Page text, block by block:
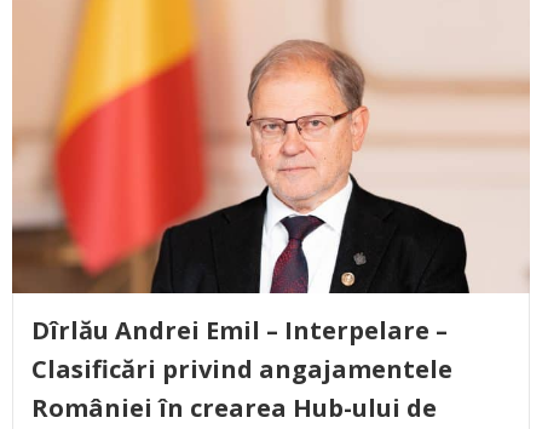
Dîrlău Andrei Emil – Interpelare –
Clasificări privind angajamentele
României în crearea Hub-ului de